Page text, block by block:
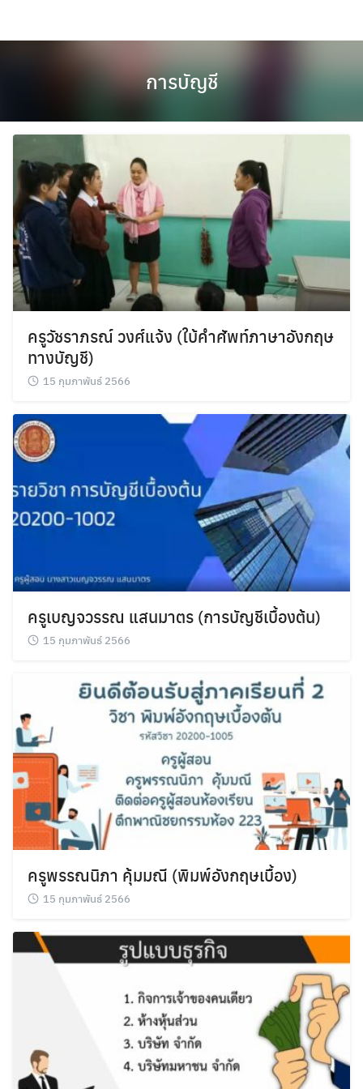
Search
for: Search
การบัญชี
ครูวัชราภรณ์ วงศ์แจ้ง (ใบ้คำศัพท์ภาษาอังกฤษ
ทางบัญชี)
15 กุมภาพันธ์ 2566
ครูเบญจวรรณ แสนมาตร (การบัญชีเบื้องต้น)
15 กุมภาพันธ์ 2566
ครูพรรณนิภา คุ้มมณี (พิมพ์อังกฤษเบื้อง)
15 กุมภาพันธ์ 2566